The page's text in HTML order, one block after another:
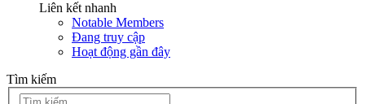
Liên kết nhanh
Notable Members
Đang truy cập
Hoạt động gần đây
Tìm kiếm